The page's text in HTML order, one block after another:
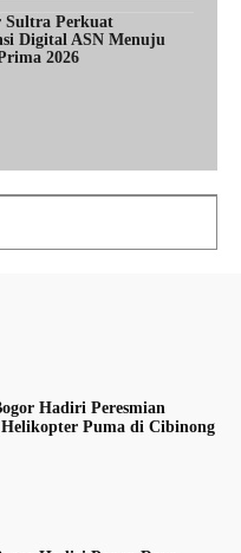
Sultra Perkuat
Digital ASN Menuju
2026
Hadiri Peresmian
Puma di Cibinong